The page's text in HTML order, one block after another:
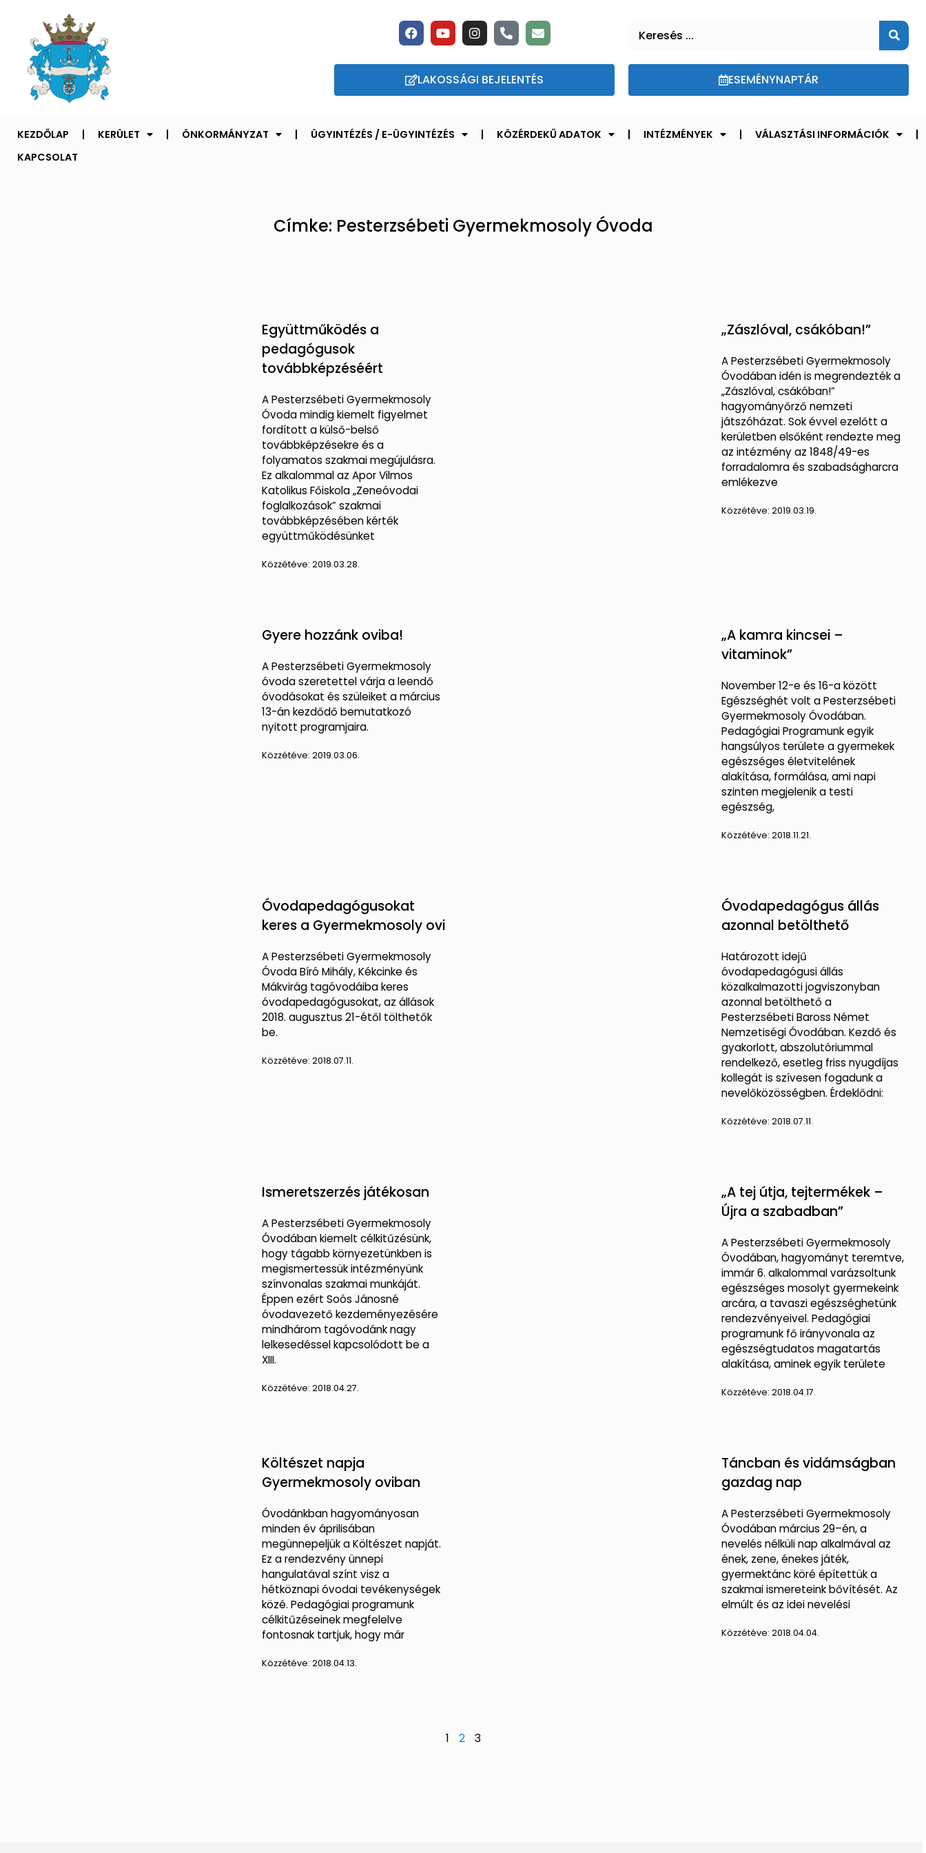
LAKOSSÁGI BEJELENTÉS ESEMÉNYNAPTÁR
KEZDŐLAP KERÜLET ÖNKORMÁNYZAT ÜGYINTÉZÉS / E-ÜGYINTÉZÉS KÖZÉRDEKŰ ADATOK INTÉZMÉNYEK
VÁLASZTÁSI INFORMÁCIÓK
KAPCSOLAT
Címke: Pesterzsébeti Gyermekmosoly Óvoda
Együttműködés a
pedagógusok
továbbképzéséért
A Pesterzsébeti Gyermekmosoly
Óvoda mindig kiemelt figyelmet
fordított a külső-belső
továbbképzésekre és a
folyamatos szakmai megújulásra.
Ez alkalommal az Apor Vilmos
Katolikus Főiskola „Zeneóvodai
foglalkozások” szakmai
továbbképzésében kérték
együttműködésünket
Közzétéve:2019.03.28.
„Zászlóval, csákóban!”
A Pesterzsébeti Gyermekmosoly
Óvodában idén is megrendezték a
„Zászlóval, csákóban!”
hagyományőrző nemzeti
játszóházat. Sok évvel ezelőtt a
kerületben elsőként rendezte meg
az intézmény az 1848/49-es
forradalomra és szabadságharcra
emlékezve
Közzétéve:2019.03.19.
Gyere hozzánk oviba!
A Pesterzsébeti Gyermekmosoly
óvoda szeretettel várja a leendő
óvodásokat és szüleiket a március
13-án kezdődő bemutatkozó
nyitott programjaira.
Közzétéve:2019.03.06.
„A kamra kincsei –
vitaminok”
November 12-e és 16-a között
Egészséghét volt a Pesterzsébeti
Gyermekmosoly Óvodában.
Pedagógiai Programunk egyik
hangsúlyos területe a gyermekek
egészséges életvitelének
alakítása, formálása, ami napi
szinten megjelenik a testi
egészség,
Közzétéve:2018.11.21.
Óvodapedagógusokat
keres a Gyermekmosoly ovi
A Pesterzsébeti Gyermekmosoly
Óvoda Bíró Mihály, Kékcinke és
Mákvirág tagóvodáiba keres
óvodapedagógusokat, az állások
2018. augusztus 21-étől tölthetők
be.
Közzétéve:2018.07.11.
Óvodapedagógus állás
azonnal betölthető
Határozott idejű
óvodapedagógusi állás
közalkalmazotti jogviszonyban
azonnal betölthető a
Pesterzsébeti Baross Német
Nemzetiségi Óvodában. Kezdő és
gyakorlott, abszolutóriummal
rendelkező, esetleg friss nyugdíjas
kollegát is szívesen fogadunk a
nevelőközösségben. Érdeklődni:
Közzétéve:2018.07.11.
Ismeretszerzés játékosan
A Pesterzsébeti Gyermekmosoly
Óvodában kiemelt célkitűzésünk,
hogy tágabb környezetünkben is
megismertessük intézményünk
színvonalas szakmai munkáját.
Éppen ezért Soós Jánosné
óvodavezető kezdeményezésére
mindhárom tagóvodánk nagy
lelkesedéssel kapcsolódott be a
XIII.
Közzétéve:2018.04.27.
„A tej útja, tejtermékek –
Újra a szabadban”
A Pesterzsébeti Gyermekmosoly
Óvodában, hagyományt teremtve,
immár 6. alkalommal varázsoltunk
egészséges mosolyt gyermekeink
arcára, a tavaszi egészséghetünk
rendezvényeivel. Pedagógiai
programunk fő irányvonala az
egészségtudatos magatartás
alakítása, aminek egyik területe
Közzétéve:2018.04.17.
Költészet napja
Gyermekmosoly oviban
Óvodánkban hagyományosan
minden év áprilisában
megünnepeljük a Költészet napját.
Ez a rendezvény ünnepi
hangulatával színt visz a
hétköznapi óvodai tevékenységek
közé. Pedagógiai programunk
célkitűzéseinek megfelelve
fontosnak tartjuk, hogy már
Közzétéve:2018.04.13.
Táncban és vidámságban
gazdag nap
A Pesterzsébeti Gyermekmosoly
Óvodában március 29–én, a
nevelés nélküli nap alkalmával az
ének, zene, énekes játék,
gyermektánc köré építettük a
szakmai ismereteink bővítését. Az
elmúlt és az idei nevelési
Közzétéve:2018.04.04.
1 2 3